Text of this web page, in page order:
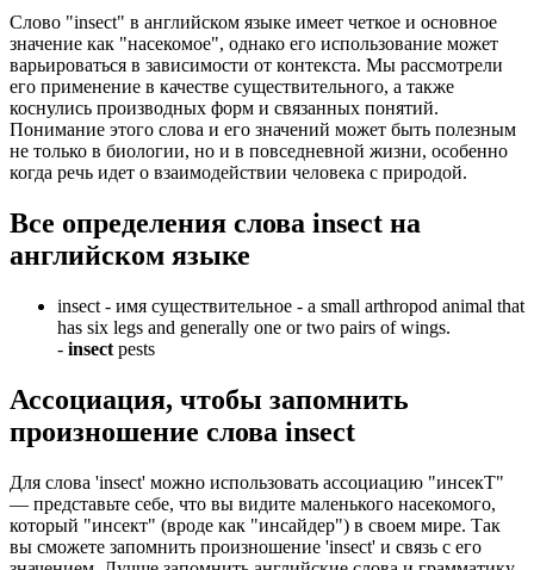
Слово "insect" в английском языке имеет четкое и основное
значение как "насекомое", однако его использование может
варьироваться в зависимости от контекста. Мы рассмотрели
его применение в качестве существительного, а также
коснулись производных форм и связанных понятий.
Понимание этого слова и его значений может быть полезным
не только в биологии, но и в повседневной жизни, особенно
когда речь идет о взаимодействии человека с природой.
Все определения слова insect на
английском языке
insect - имя существительное - a small arthropod animal that
has six legs and generally one or two pairs of wings.
- insect pests
Ассоциация, чтобы запомнить
произношение слова insect
Для слова 'insect' можно использовать ассоциацию "инсекТ"
— представьте себе, что вы видите маленького насекомого,
который "инсект" (вроде как "инсайдер") в своем мире. Так
вы сможете запомнить произношение 'insect' и связь с его